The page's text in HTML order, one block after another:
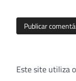
Este site utiliza